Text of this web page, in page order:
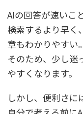
AIの回答が速いこ
検索するより早く
章もわかりやすい。
そのため、少し迷
やすくなります。
しかし、便利さに